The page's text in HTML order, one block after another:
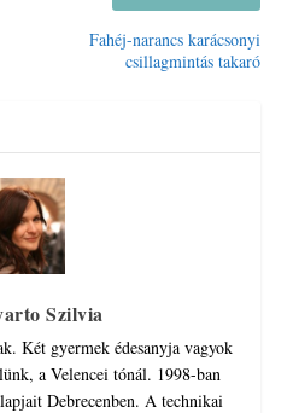
Fahéj-narancs karácsonyi
csillagmintás takaró
Szilvia
Két gyermek édesanyja vagyok
a Velencei tónál. 1998-ban
Debrecenben. A technikai